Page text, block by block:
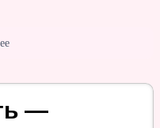
—